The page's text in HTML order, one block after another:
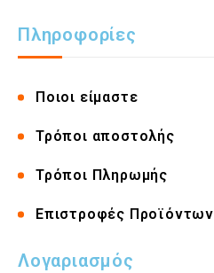
Πληροφορίες
Ποιοι είμαστε
Τρόποι αποστολής
Τρόποι Πληρωμής
Επιστροφές Προϊόντων
Λογαριασμός